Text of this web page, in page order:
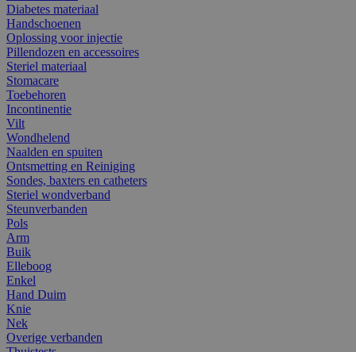
Diabetes materiaal
Handschoenen
Oplossing voor injectie
Pillendozen en accessoires
Steriel materiaal
Stomacare
Toebehoren
Incontinentie
Vilt
Wondhelend
Naalden en spuiten
Ontsmetting en Reiniging
Sondes, baxters en catheters
Steriel wondverband
Steunverbanden
Pols
Arm
Buik
Elleboog
Enkel
Hand Duim
Knie
Nek
Overige verbanden